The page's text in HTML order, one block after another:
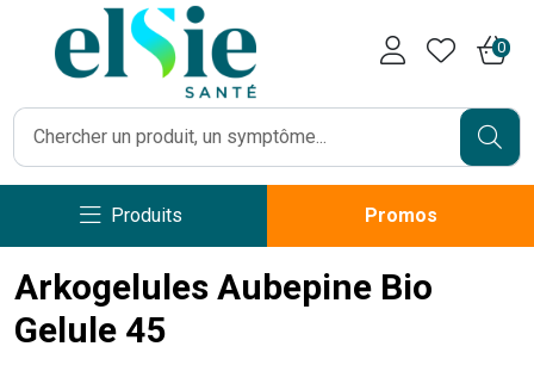
0
Produits Promos
Arkogelules Aubepine Bio
Gelule 45